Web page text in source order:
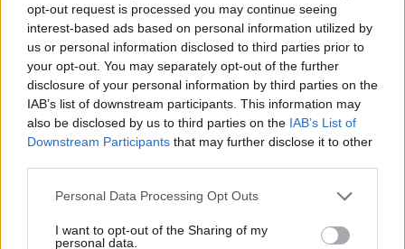
opt-out request is processed you may continue seeing
interest-based ads based on personal information utilized by
us or personal information disclosed to third parties prior to
your opt-out. You may separately opt-out of the further
disclosure of your personal information by third parties on the
IAB’s list of downstream participants. This information may
also be disclosed by us to third parties on the IAB’s List of
Downstream Participants that may further disclose it to other
Please note that this website/app uses one or more Google
not limited to your visit or usage behaviour. You may click to
Personal Data Processing Opt Outs
I want to opt-out of the Sharing of my
personal data.
ΑΣΕΠ: Πιστοποίηση Αγγλικών σε
μόνο 2 ημέρες στα χέρια σας
ΑΣΕΠ: Εξ αποστάσεως η πιο Εύκολη
Πιστοποίηση Υπολογιστών σε 2